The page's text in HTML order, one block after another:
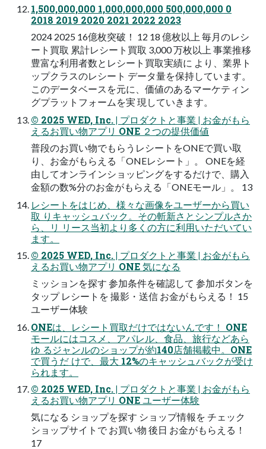
1,500,000,000 1,000,000,000 500,000,000 0
2018 2019 2020 2021 2022 2023
2024 2025 16億枚突破！ 12 18 億枚以上 毎月のレシ
ート買取 累計レシート買取 3,000 万枚以上 事業推移
豊富な利用者数とレシート買取実績に より、業界ト
ップクラスのレシート データ量を保持しています。
このデータベースを元に、価値のあるマーケティン
グプラットフォームを実 現していきます。
© 2025 WED, Inc. | プロダクトと事業 | お金がもら
えるお買い物アプリ ONE ２つの提供価値
普段のお買い物でもらうレシートをONEで買い取
り、お金がもらえる「ONEレシート」。 ONEを経
由してオンラインショッピングをするだけで、購入
金額の数%分のお金がもらえる「ONEモール」。 13
レシートをはじめ、様々な画像をユーザーから買い
取 りキャッシュバック。その斬新さとシンプルさか
ら、リ リース当初より多くの方に利用いただいてい
ます。
© 2025 WED, Inc. | プロダクトと事業 | お金がもら
えるお買い物アプリ ONE 気になる
ミッションを探す 参加条件を確認して 参加ボタンを
タップ レシートを 撮影・送信 お金がもらえる！ 15
ユーザー体験
ONEは、レシート買取だけではないんです！ ONE
モールにはコスメ、アパレル、食品、旅行などあら
ゆ るジャンルのショップが約140店舗掲載中。ONE
で買うだ けで、最大 12%のキャッシュバックが受け
られます。
© 2025 WED, Inc. | プロダクトと事業 | お金がもら
えるお買い物アプリ ONE ユーザー体験
気になる ショップを探す ショップ情報を チェック
ショップサイトで お買い物 後日 お金がもらえる！
17